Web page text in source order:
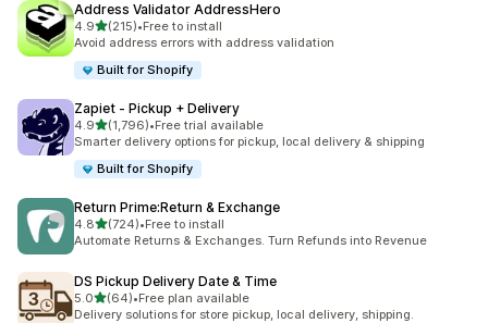
Address Validator AddressHero
4.95つ星中
(215)
合計レビュー数：215件
•Free to install
Avoid address errors with address validation
Built for Shopify
Zapiet ‑ Pickup + Delivery
4.95つ星中
(1,796)
合計レビュー数：1796件
•Free trial available
Smarter delivery options for pickup, local delivery & shipping
Built for Shopify
Return Prime:Return & Exchange
4.85つ星中
(724)
合計レビュー数：724件
•Free to install
Automate Returns & Exchanges. Turn Refunds into Revenue
DS Pickup Delivery Date & Time
5.05つ星中
(64)
合計レビュー数：64件
•Free plan available
Delivery solutions for store pickup, local delivery, shipping.